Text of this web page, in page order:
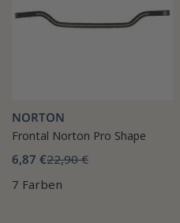
NORTON
Frontal Norton Pro Shape
6,87 €22,90 €
7 Farben